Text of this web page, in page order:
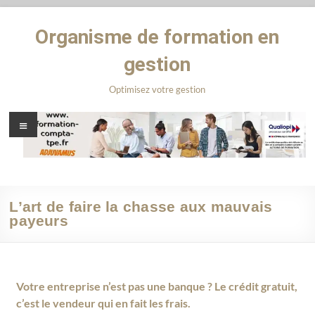
Organisme de formation en
gestion
Optimisez votre gestion
L’art de faire la chasse aux mauvais
payeurs
Votre entreprise n’est pas une banque ? Le crédit gratuit,
c’est le vendeur qui en fait les frais.